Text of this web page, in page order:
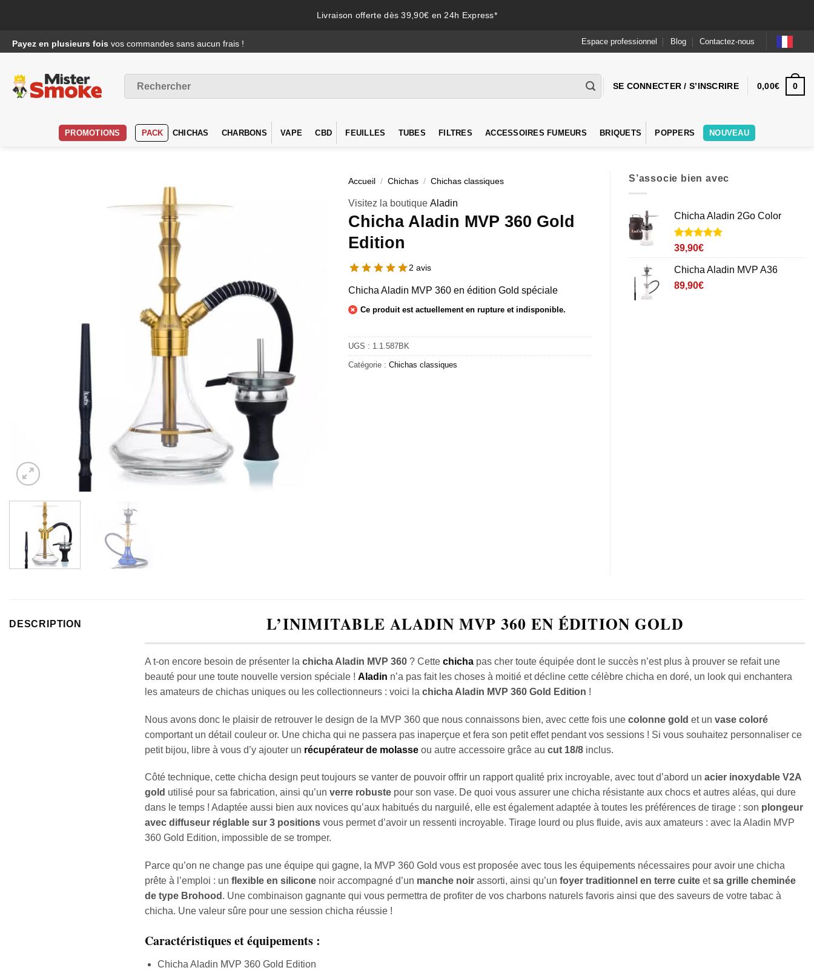
Livraison offerte dès 39,90€ en 24h Express*
au
Payez en plusieurs fois vos commandes sans aucun frais ! Espace professionnel Blog Contactez-nous
pour :
SE CONNECTER / S’INSCRIRE 0,00€ 0
PROMOTIONS PACK CHICHAS CHARBONS VAPE CBD FEUILLES TUBES FILTRES ACCESSOIRES FUMEURS BRIQUETS POPPERS NOUVEAU
Accueil / Chichas / Chichas classiques
Visitez la boutique Aladin
Chicha Aladin MVP 360 Gold
Edition
2 avis
Chicha Aladin MVP 360 en édition Gold spéciale
Ce produit est actuellement en rupture et indisponible.
UGS : 1.1.587BK
Catégorie : Chichas classiques
S’associe bien avec
Chicha Aladin 2Go Color
Noté5sur
5 basé sur
3
notations
client
39,90€
Chicha Aladin MVP A36
89,90€
DESCRIPTION L’INIMITABLE ALADIN MVP 360 EN ÉDITION GOLD
A t-on encore besoin de présenter la chicha Aladin MVP 360 ? Cette chicha pas cher toute équipée dont le succès n’est plus à prouver se refait une
beauté pour une toute nouvelle version spéciale ! Aladin n’a pas fait les choses à moitié et décline cette célèbre chicha en doré, un look qui enchantera
les amateurs de chichas uniques ou les collectionneurs : voici la chicha Aladin MVP 360 Gold Edition !
Nous avons donc le plaisir de retrouver le design de la MVP 360 que nous connaissons bien, avec cette fois une colonne gold et un vase coloré
comportant un détail couleur or. Une chicha qui ne passera pas inaperçue et fera son petit effet pendant vos sessions ! Si vous souhaitez personnaliser ce
petit bijou, libre à vous d’y ajouter un récupérateur de molasse ou autre accessoire grâce au cut 18/8 inclus.
Côté technique, cette chicha design peut toujours se vanter de pouvoir offrir un rapport qualité prix incroyable, avec tout d’abord un acier inoxydable V2A
gold utilisé pour sa fabrication, ainsi qu’un verre robuste pour son vase. De quoi vous assurer une chicha résistante aux chocs et autres aléas, qui dure
dans le temps ! Adaptée aussi bien aux novices qu’aux habitués du narguilé, elle est également adaptée à toutes les préférences de tirage : son plongeur
avec diffuseur réglable sur 3 positions vous permet d’avoir un ressenti incroyable. Tirage lourd ou plus fluide, avis aux amateurs : avec la Aladin MVP
360 Gold Edition, impossible de se tromper.
Parce qu’on ne change pas une équipe qui gagne, la MVP 360 Gold vous est proposée avec tous les équipements nécessaires pour avoir une chicha
prête à l’emploi : un flexible en silicone noir accompagné d’un manche noir assorti, ainsi qu’un foyer traditionnel en terre cuite etsa grille cheminée
de type Brohood . Une combinaison gagnante qui vous permettra de profiter de vos charbons naturels favoris ainsi que des saveurs de votre tabac à
chicha. Une valeur sûre pour une session chicha réussie !
Caractéristiques et équipements :
Chicha Aladin MVP 360 Gold Edition